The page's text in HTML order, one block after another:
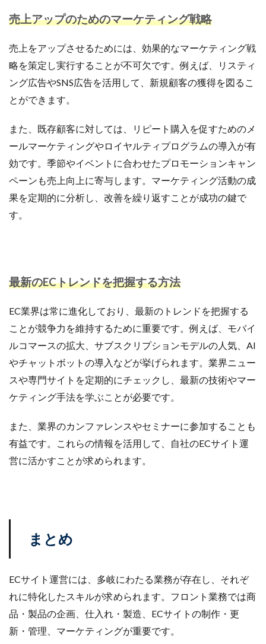
売上アップのためのマーケティング戦略
売上をアップさせるためには、効果的なマーケティング戦
略を策定し実行することが不可欠です。例えば、リスティ
ング広告やSNS広告を活用して、新規顧客の獲得を図るこ
とができます。
また、既存顧客に対しては、リピート購入を促すためのメ
ールマーケティングやロイヤルティプログラムの導入が有
効です。季節やイベントに合わせたプロモーションキャン
ペーンも売上向上に寄与します。マーケティング活動の成
果を定期的に分析し、改善を繰り返すことが成功の鍵で
す。
最新のECトレンドを把握する方法
EC業界は常に進化しており、最新のトレンドを把握する
ことが競争力を維持するために重要です。例えば、モバイ
ルコマースの拡大、サブスクリプションモデルの人気、AI
やチャットボットの導入などが挙げられます。業界ニュー
スや専門サイトを定期的にチェックし、最新の技術やマー
ケティング手法を学ぶことが必要です。
また、業界のカンファレンスやセミナーに参加することも
有益です。これらの情報を活用して、自社のECサイト運
営に活かすことが求められます。
まとめ
ECサイト運営には、多岐にわたる業務が存在し、それぞ
れに特化したスキルが求められます。フロント業務では商
品・製品の企画、仕入れ・製造、ECサイトの制作・更
新・管理、マーケティングが重要です。